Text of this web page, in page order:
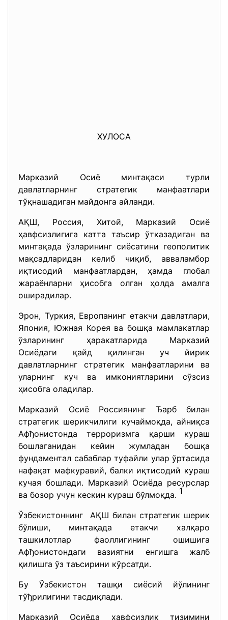
ХУЛОСА
Марказий Осиё минтақаси турли
давлатларнинг стратегик манфаатлари
тўқнашадиган майдонга айланди.
АҚШ, Россия, Хитой, Марказий Осиё
ҳавфсизлигига катта таъсир ўтказадиган ва
минтақада ўзларининг сиёсатини геополитик
мақсадларидан келиб чиқиб, авваламбор
иқтисодий манфаатлардан, ҳамда глобал
жараёнларни ҳисобга олган ҳолда амалга
оширадилар.
Эрон, Туркия, Европанинг етакчи давлатлари,
Япония, Южная Корея ва бошқа мамлакатлар
ўзларининг ҳаракатларида Марказий
Осиёдаги қайд қилинган уч йирик
давлатларнинг стратегик манфаатларини ва
уларнинг куч ва имкониятларини сўзсиз
ҳисобга оладилар.
Марказий Осиё Россиянинг Ђарб билан
стратегик шерикчилиги кучаймоқда, айниқса
Афђонистонда терроризмга қарши кураш
бошлаганидан кейин жумладан бошқа
фундаментал сабаблар туфайли улар ўртасида
нафақат мафкуравий, балки иқтисодий кураш
кучая бошлади. Марказий Осиёда ресурслар
ва бозор учун кескин кураш бўлмоқда. 1
Ўзбекистоннинг АҚШ билан стратегик шерик
бўлиши, минтақада етакчи халқаро
ташкилотлар фаоллигининг ошишига
Афђонистондаги вазиятни енгишга жалб
қилишга ўз таъсирини кўрсатди.
Бу Ўзбекистон ташқи сиёсий йўлининг
тўђрилигини тасдиқлади.
Марказий Осиёда хавфсизлик тизимини